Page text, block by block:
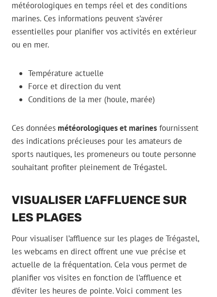
météorologiques en temps réel et des conditions
marines. Ces informations peuvent s’avérer
essentielles pour planifier vos activités en extérieur
ou en mer.
Température actuelle
Force et direction du vent
Conditions de la mer (houle, marée)
Ces données météorologiques et marines fournissent
des indications précieuses pour les amateurs de
sports nautiques, les promeneurs ou toute personne
souhaitant profiter pleinement de Trégastel.
VISUALISER L’AFFLUENCE SUR
LES PLAGES
Pour visualiser l’affluence sur les plages de Trégastel,
les webcams en direct offrent une vue précise et
actuelle de la fréquentation. Cela vous permet de
planifier vos visites en fonction de l’affluence et
d’éviter les heures de pointe. Voici comment les